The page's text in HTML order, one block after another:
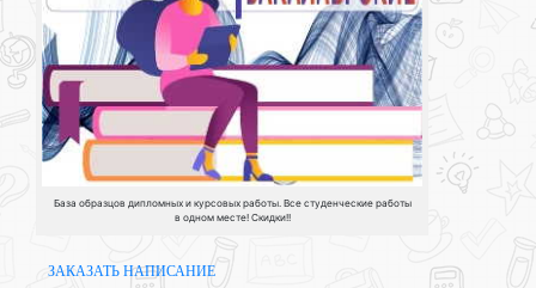
База образцов дипломных и курсовых работы. Все студенческие работы
в одном месте! Скидки!!
ЗАКАЗАТЬ НАПИСАНИЕ